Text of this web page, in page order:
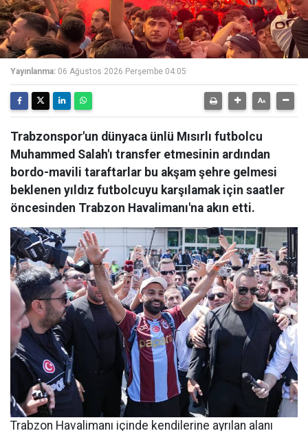
Yayınlanma: 06 Ağustos 2026 Perşembe 04:05
Trabzonspor'un dünyaca ünlü Mısırlı futbolcu
Muhammed Salah'ı transfer etmesinin ardından
bordo-mavili taraftarlar bu akşam şehre gelmesi
beklenen yıldız futbolcuyu karşılamak için saatler
öncesinden Trabzon Havalimanı'na akın etti.
Trabzon Havalimanı içinde kendilerine ayrılan alanı